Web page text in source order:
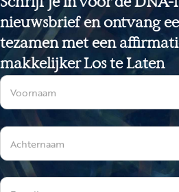
Schrijf je in voor de DNA-
nieuwsbrief en ontvang
tezamen met een
makkelijker Los te Laten
Sectie